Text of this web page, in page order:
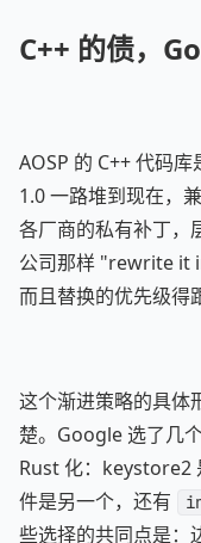
C++ 的债，
AOSP 的 C++ 代码
1.0 一路堆到现在，
各厂商的私有补丁，
公司那样 "rewrite it
而且替换的优先级得
这个渐进策略的具体
楚。Google 选了几
Rust 化：keystore2
件是另一个，还有
些选择的共同点是：